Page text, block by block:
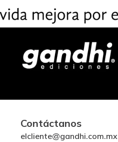
Contáctanos
elcliente@gandhi.com.mx